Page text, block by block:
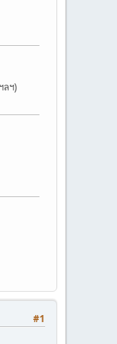
ลฯ)
#1